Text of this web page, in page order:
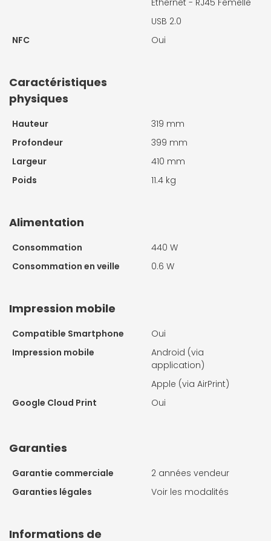
USB 2.0
NFC
Oui
Caractéristiques
physiques
Hauteur
319 mm
Profondeur
399 mm
Largeur
410 mm
Poids
11.4 kg
Alimentation
Consommation
440 W
Consommation en veille
0.6 W
Impression mobile
Compatible Smartphone
Oui
Impression mobile
Android (via
application)
Apple (via AirPrint)
Google Cloud Print
Oui
Garanties
Garantie commerciale
2 années vendeur
Garanties légales
Voir les modalités
Informations de